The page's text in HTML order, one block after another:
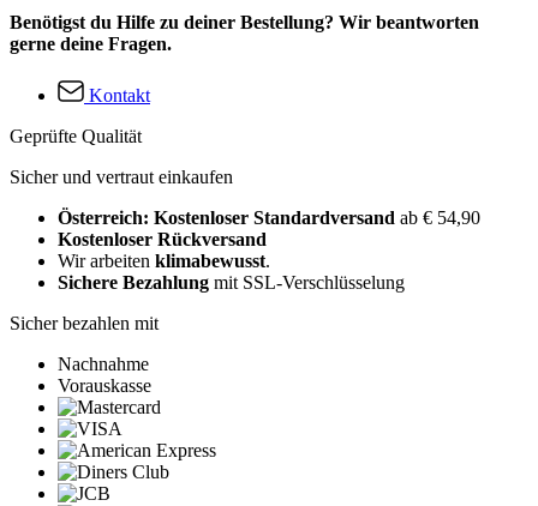
Benötigst du Hilfe zu deiner Bestellung? Wir beantworten
gerne deine Fragen.
Kontakt
Geprüfte Qualität
Sicher und vertraut einkaufen
Österreich: Kostenloser Standardversand ab € 54,90
Kostenloser Rückversand
Wir arbeiten klimabewusst.
Sichere Bezahlung mit SSL-Verschlüsselung
Sicher bezahlen mit
Nachnahme
Vorauskasse